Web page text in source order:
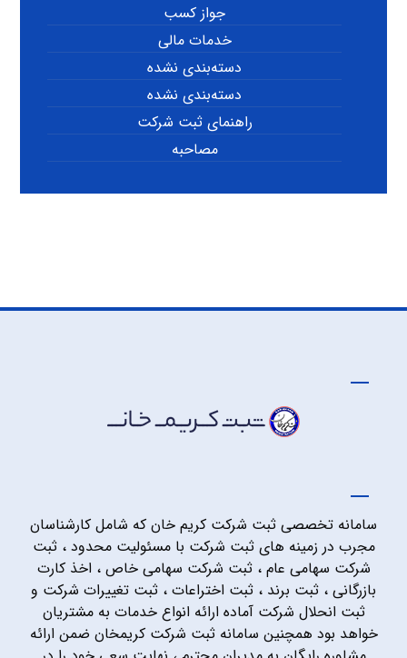
جواز کسب
خدمات مالی
دسته‌بندی نشده
دسته‌بندی نشده
راهنمای ثبت شرکت
مصاحبه
سامانه تخصصی ثبت شرکت کریم خان که شامل کارشناسان
مجرب در زمینه های ثبت شرکت با مسئولیت محدود ، ثبت
شرکت سهامی عام ، ثبت شرکت سهامی خاص ، اخذ کارت
بازرگانی ، ثبت برند ، ثبت اختراعات ، ثبت تغییرات شرکت و
ثبت انحلال شرکت آماده ارائه انواع خدمات به مشتریان
خواهد بود همچنین سامانه ثبت شرکت کریمخان ضمن ارائه